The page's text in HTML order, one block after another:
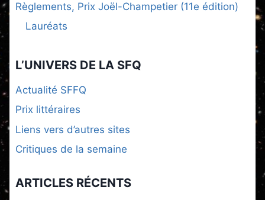
Règlements, Prix Joël-Champetier (11e édition)
Lauréats
L’UNIVERS DE LA SFQ
Actualité SFFQ
Prix littéraires
Liens vers d’autres sites
Critiques de la semaine
ARTICLES RÉCENTS